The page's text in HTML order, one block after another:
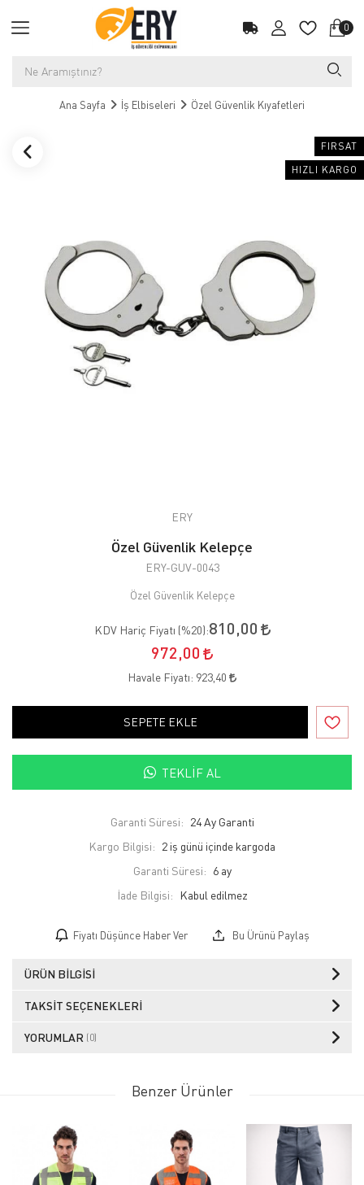
0
Ana Sayfa İş Elbiseleri Özel Güvenlik Kıyafetleri
FIRSAT
HIZLI KARGO
ERY
Özel Güvenlik Kelepçe
ERY-GUV-0043
Özel Güvenlik Kelepçe
KDV Hariç Fiyatı (%20):810,00
972,00
Havale Fiyatı: 923,40
SEPETE EKLE
TEKLIF AL
Garanti Süresi: 24 Ay Garanti
Kargo Bilgisi: 2 iş günü içinde kargoda
Garanti Süresi: 6 ay
İade Bilgisi:
Fiyatı Düşünce Haber Ver Bu Ürünü Paylaş
ÜRÜN BILGISI
TAKSIT SEÇENEKLERI
YORUMLAR (0)
Benzer Ürünler